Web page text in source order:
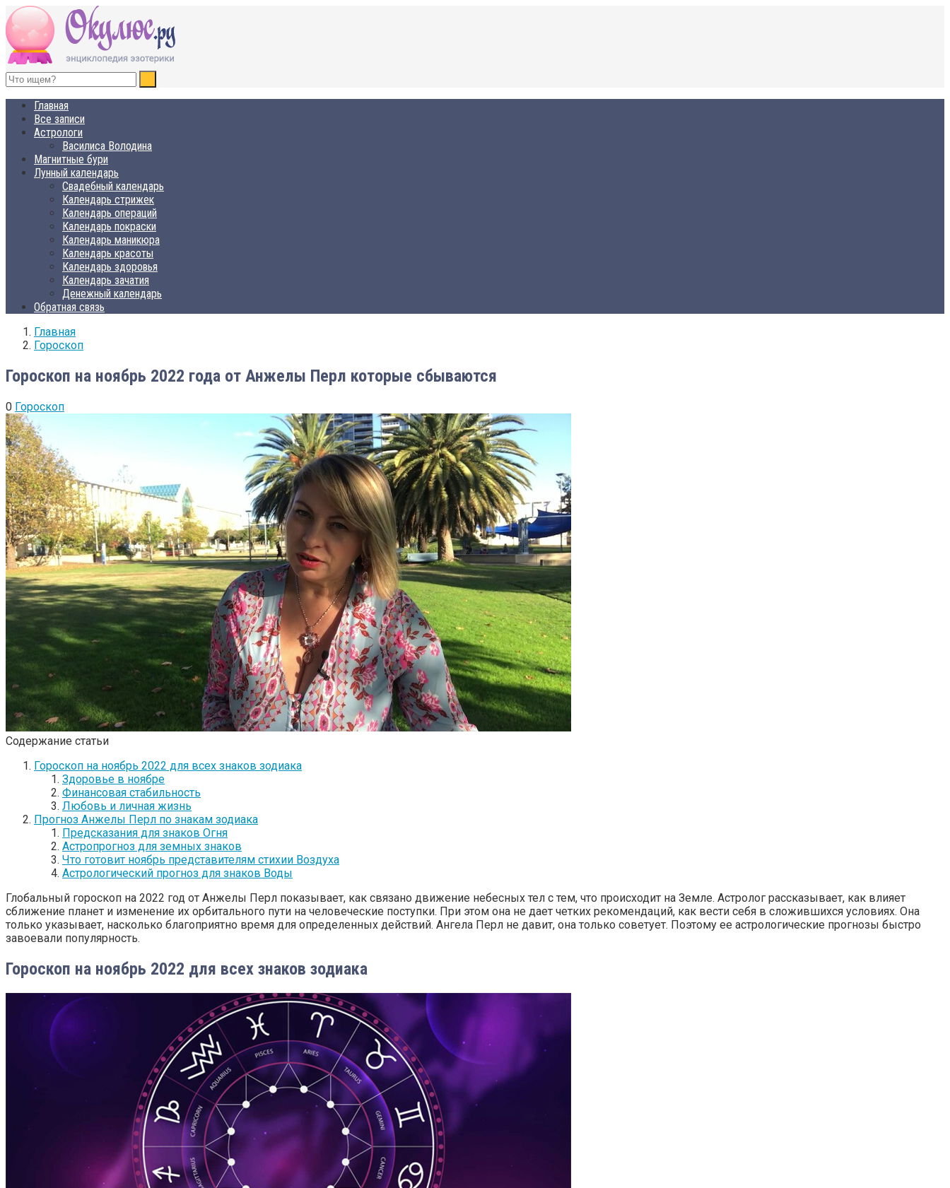
ОКУЛЮС.РУ
Нет счастья, равного спокойствию
Главная
Все записи
Астрологи
Василиса Володина
Магнитные бури
Лунный календарь
Свадебный календарь
Календарь стрижек
Календарь операций
Календарь покраски
Календарь маникюра
Календарь красоты
Календарь здоровья
Календарь зачатия
Денежный календарь
Обратная связь
Главная
Гороскоп
Гороскоп на ноябрь 2022 года от Анжелы Перл которые сбываются
0 Гороскоп
Содержание статьи
Гороскоп на ноябрь 2022 для всех знаков зодиака
Здоровье в ноябре
Финансовая стабильность
Любовь и личная жизнь
Прогноз Анжелы Перл по знакам зодиака
Предсказания для знаков Огня
Астропрогноз для земных знаков
Что готовит ноябрь представителям стихии Воздуха
Астрологический прогноз для знаков Воды
Глобальный гороскоп на 2022 год от Анжелы Перл показывает, как связано движение небесных тел с тем, что происходит на Земле. Астролог рассказывает, как влияет
сближение планет и изменение их орбитального пути на человеческие поступки. При этом она не дает четких рекомендаций, как вести себя в сложившихся условиях. Она
только указывает, насколько благоприятно время для определенных действий. Ангела Перл не давит, она только советует. Поэтому ее астрологические прогнозы быстро
завоевали популярность.
Гороскоп на ноябрь 2022 для всех знаков зодиака